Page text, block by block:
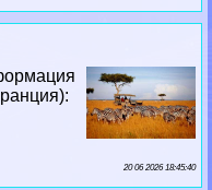
20 06 2026 18:45:40